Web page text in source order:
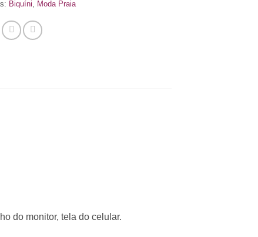
Biquíni Moda Praia
do monitor, tela do celular.